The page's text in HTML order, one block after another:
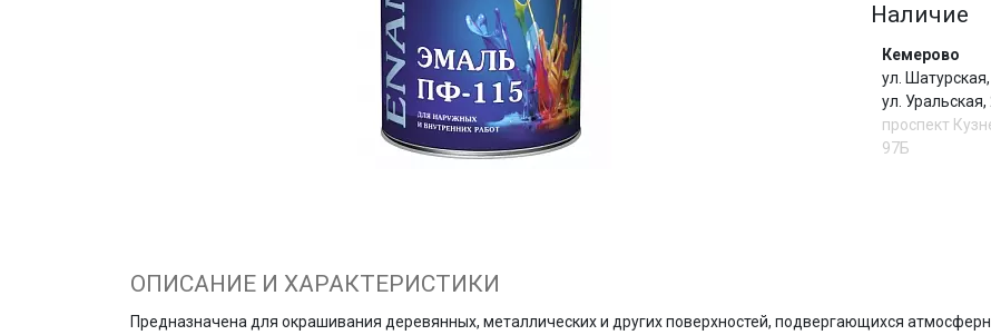
Наличие
Кемерово
ул.
ул. Уральская,
проспект
97Б
ОПИСАНИЕ И ХАРАКТЕРИСТИКИ
Предназначена для окрашивания деревянных, металлических и других поверхностей, подвергающихся
Сегодня
25%